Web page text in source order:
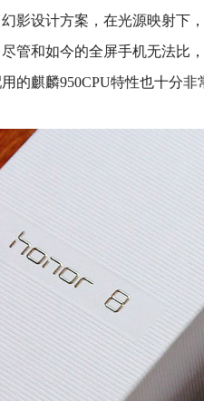
影设计方案，在光源映射下
管和如今的全屏手机无法比
的麒麟950CPU特性也十分